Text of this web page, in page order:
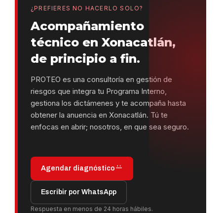
¿PREFIERES NO HACERLO SOLO?
Acompañamiento
técnico en Xonacatlán,
de principio a fin.
PROTEO es una consultoría en gestión de
riesgos que integra tu Programa Interno,
gestiona los dictámenes y te acompaña hasta
obtener la anuencia en Xonacatlán. Tú te
enfocas en abrir; nosotros, en que sea seguro.
Agendar diagnóstico
Escribir por WhatsApp
Respuesta en menos de 24 horas hábiles.